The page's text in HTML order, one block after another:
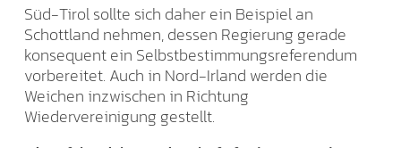
Süd-Tirol sollte sich daher ein Beispiel an
Schottland nehmen, dessen Regierung gerade
konsequent ein Selbstbestimmungsreferendum
vorbereitet. Auch in Nord-Irland werden die
Weichen inzwischen in Richtung
Wiedervereinigung gestellt.